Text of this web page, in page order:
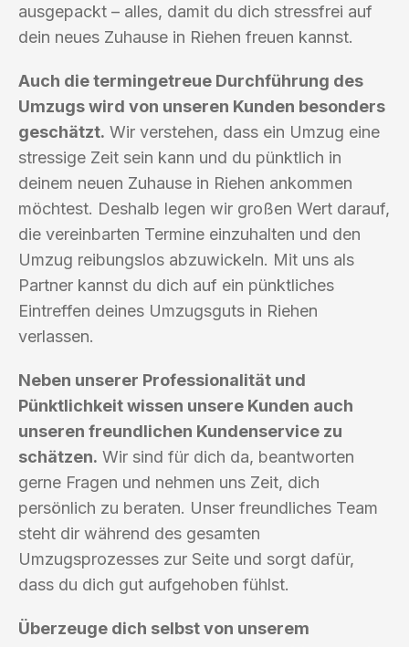
ausgepackt – alles, damit du dich stressfrei auf
dein neues Zuhause in Riehen freuen kannst.
Auch die termingetreue Durchführung des
Umzugs wird von unseren Kunden besonders
geschätzt. Wir verstehen, dass ein Umzug eine
stressige Zeit sein kann und du pünktlich in
deinem neuen Zuhause in Riehen ankommen
möchtest. Deshalb legen wir großen Wert darauf,
die vereinbarten Termine einzuhalten und den
Umzug reibungslos abzuwickeln. Mit uns als
Partner kannst du dich auf ein pünktliches
Eintreffen deines Umzugsguts in Riehen
verlassen.
Neben unserer Professionalität und
Pünktlichkeit wissen unsere Kunden auch
unseren freundlichen Kundenservice zu
schätzen. Wir sind für dich da, beantworten
gerne Fragen und nehmen uns Zeit, dich
persönlich zu beraten. Unser freundliches Team
steht dir während des gesamten
Umzugsprozesses zur Seite und sorgt dafür,
dass du dich gut aufgehoben fühlst.
Überzeuge dich selbst von unserem